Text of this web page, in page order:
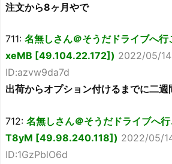
注文から8ヶ月やで
711: 名無しさん＠そうだドライブへ
xeMB [49.104.22.172]) 2022/05/
ID:azvw9da7d
出荷からオプション付けるまでに二週
712: 名無しさん＠そうだドライブへ
T8yM [49.98.240.118]) 2022/05/
ID:1GzPblO6d